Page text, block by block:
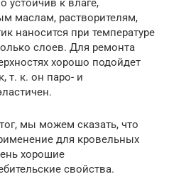
устойчив к влаге,
маслам, растворителям,
наносится при температуре
слоев. Для ремонта
хорошо подойдет
т. к. он паро- и
мы можем сказать, что
для кровельных
хорошие
свойства.